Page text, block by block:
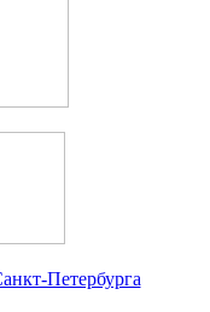
Петербурга